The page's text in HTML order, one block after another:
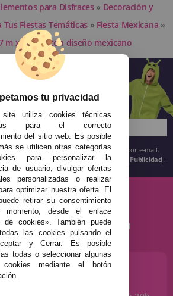
para Disfraces » Decoración y
Fiestas Temáticas » Fiesta Mexicana »
m x 2.13 m con diseño mexicano
entérate de todo antes
exclusivos, novedades y tendencias por e-mail.
quiera según lo recogido en la Política de Publicidad .
AYUDA?
tu privacidad
site utiliza cookies técnicas
para el correcto
del sitio web. Es posible
se utilicen otras categorías
para personalizar la
de usuario, divulgar ofertas
personalizadas o realizar
optimizar nuestra oferta. El
retirar su consentimiento
momento, desde el enlace
de cookies». También puede
las cookies pulsando el
y Cerrar. Es posible
todas o seleccionar algunas
mediante el botón